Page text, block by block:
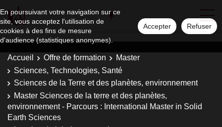
En poursuivant votre navigation sur ce
site, vous acceptez l'utilisation de
cookies à des fins de mesure
d'audience (statistiques anonymes).
Accepter Refuser
Accueil Offre de formation
Master
Sciences, Technologies, Santé
Sciences de la Terre et des planètes, environnement
Master Sciences de la terre et des planètes,
environnement - Parcours : International Master in Solid
Earth Sciences